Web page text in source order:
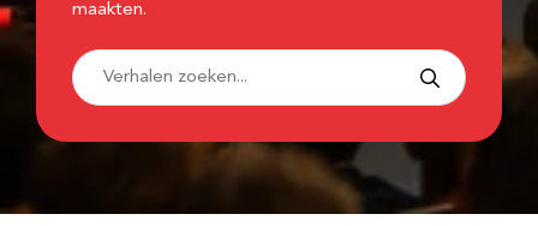
maakten.